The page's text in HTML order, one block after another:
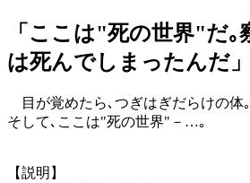
「ここは"死の世界"だ｡
は死んでしまったんだ」
目が覚めたら､つぎはぎだらけの体
そして､ここは"死の世界"－…｡
【説明】